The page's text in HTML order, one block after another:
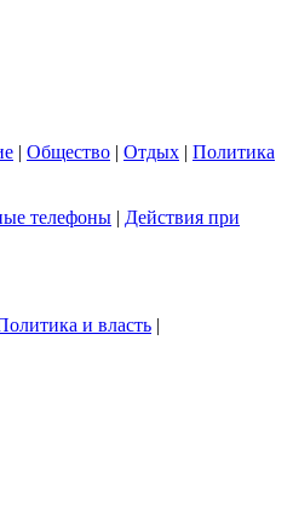
| Общество | Отдых | Политика
телефоны | Действия при
и власть |